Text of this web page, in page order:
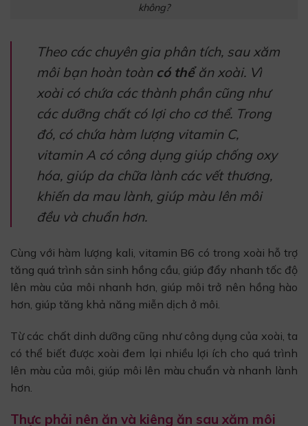
không?
Theo các chuyên gia phân tích, sau xăm
môi bạn hoàn toàn có thểăn xoài. Vì
xoài có chứa các thành phần cũng như
các dưỡng chất có lợi cho cơ thể. Trong
đó, có chứa hàm lượng vitamin C,
vitamin A có công dụng giúp chống oxy
hóa, giúp da chữa lành các vết thương,
khiến da mau lành, giúp màu lên môi
đều và chuẩn hơn.
Cùng với hàm lượng kali, vitamin B6 có trong xoài hỗ trợ
tăng quá trình sản sinh hồng cầu, giúp đẩy nhanh tốc độ
lên màu của môi nhanh hơn, giúp môi trở nên hồng hào
hơn, giúp tăng khả năng miễn dịch ở môi.
Từ các chất dinh dưỡng cũng như công dụng của xoài, ta
có thể biết được xoài đem lại nhiều lợi ích cho quá trình
lên màu của môi, giúp môi lên màu chuẩn và nhanh lành
hơn.
Thực phải nên ăn và kiêng ăn sau xăm môi